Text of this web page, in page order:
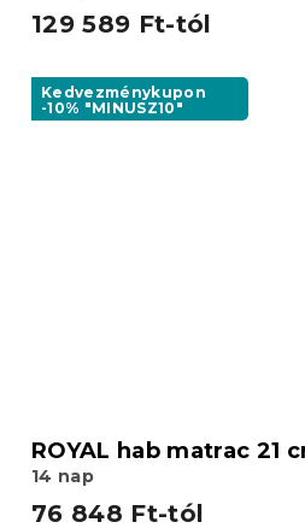
129 589 Ft-tól
Kedvezménykupon
-10% "MINUSZ10"
ROYAL hab matrac 21
14 nap
76 848 Ft-tól